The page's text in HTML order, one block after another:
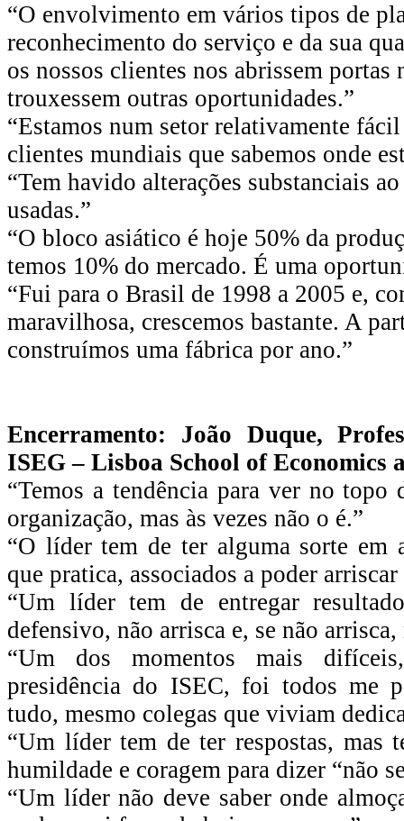
“O envolvimento em vários tipos de
reconhecimento do serviço e da sua
os nossos clientes nos abrissem portas
trouxessem outras oportunidades.”
“Estamos num setor relativamente
clientes mundiais que sabemos onde
“Tem havido alterações substanciais
usadas.”
“O bloco asiático é hoje 50% da
temos 10% do mercado. É uma
“Fui para o Brasil de 1998 a 2005 e,
maravilhosa, crescemos bastante. A
construímos uma fábrica por ano.”
Encerramento: João Duque,
ISEG – Lisboa School of Economics
“Temos a tendência para ver no topo
organização, mas às vezes não o é.”
“O líder tem de ter alguma sorte em
que pratica, associados a poder
“Um líder tem de entregar
defensivo, não arrisca e, se não arrisca,
“Um dos momentos mais
presidência do ISEC, foi todos me
tudo, mesmo colegas que viviam
“Um líder tem de ter respostas, mas
humildade e coragem para dizer “não
“Um líder não deve saber onde